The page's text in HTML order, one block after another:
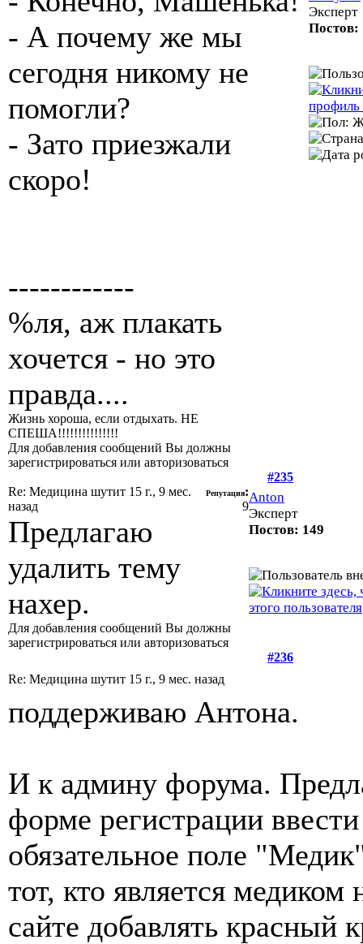
- А почему же мы
сегодня никому не
помогли?
- Зато приезжали
скоро!
------------
%ля, аж плакать
хочется - но это
правда....
Эксперт
Постов:
Жизнь хороша, если отдыхать. НЕ
СПЕША!!!!!!!!!!!!!!!
Для добавления сообщений Вы должны
зарегистрироваться или авторизоваться
#235
Re: Медицина шутит 15 г., 9 мес.
назад
Репутация:
9
Предлагаю
удалить тему
нахер.
Anton
Эксперт
Постов: 149
Для добавления сообщений Вы должны
зарегистрироваться или авторизоваться
#236
Re: Медицина шутит 15 г., 9 мес. назад
поддерживаю Антона.
И к админу форума.
форме регистрации ввести
обязательное поле
тот, кто является медиком
сайте добавлять красный